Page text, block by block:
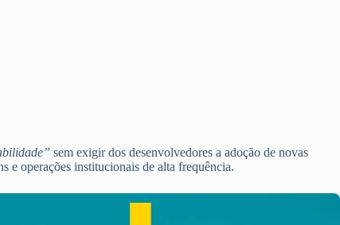
sem exigir dos desenvolvedores a adoção de novas
e operações institucionais de alta frequência.